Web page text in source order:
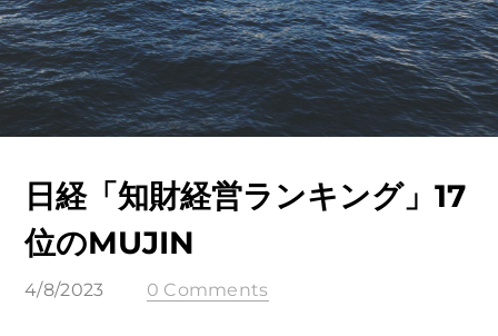
日経「知財経営ランキング」17
位のMUJIN
4/8/2023 0 Comments